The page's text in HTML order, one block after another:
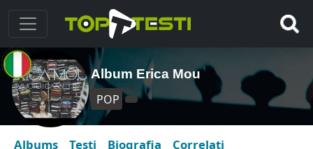
Album Erica Mou
POP
Albums Testi Biografia Correlati